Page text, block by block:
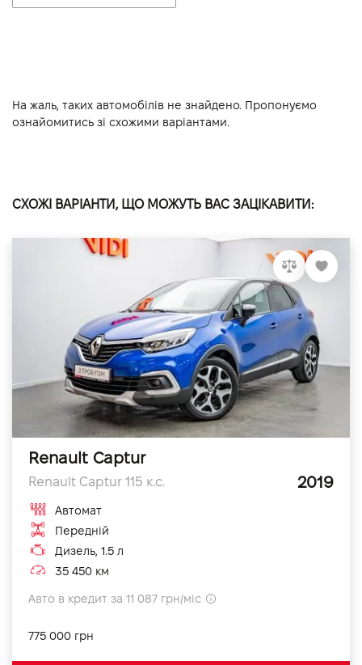
На жаль, таких автомобілів не знайдено. Пропонуємо
ознайомитись зі схожими варіантами.
СХОЖІ ВАРІАНТИ, ЩО МОЖУТЬ ВАС ЗАЦІКАВИТИ:
Renault Captur
Renault Captur 115 к.с. 2019
Автомат
Передній
Дизель, 1.5 л
35 450 км
Авто в кредит за 11 087 грн/міс
775 000 грн